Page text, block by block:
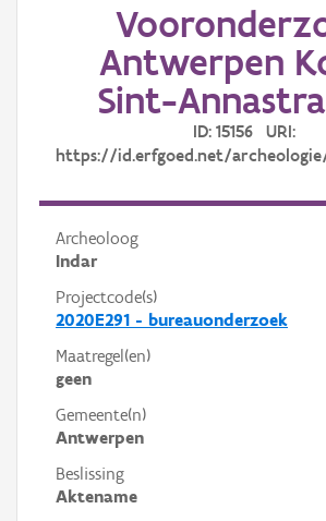
Antwerpen
Sint-
ID: 15156 URI:
https://id.erfgoed.net/
Archeoloog
Indar
Projectcode(s)
2020E291 - bureauonderzoek
Maatregel(en)
geen
Gemeente(n)
Antwerpen
Beslissing
Aktename